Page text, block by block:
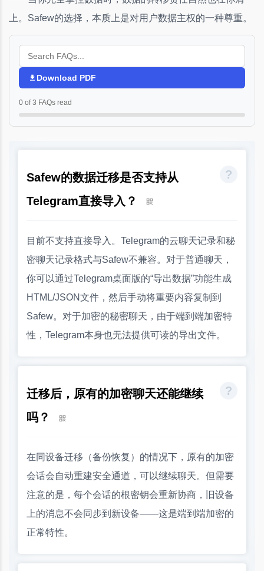
上。Safew的选择，本质上是对用户数据主权的一种尊重。
Download PDF
0 of 3 FAQs read
Safew的数据迁移是否支持从
Telegram直接导入？
目前不支持直接导入。Telegram的云聊天记录和秘
密聊天记录格式与Safew不兼容。对于普通聊天，
你可以通过Telegram桌面版的“导出数据”功能生成
HTML/JSON文件，然后手动将重要内容复制到
Safew。对于加密的秘密聊天，由于端到端加密特
性，Telegram本身也无法提供可读的导出文件。
迁移后，原有的加密聊天还能继续
吗？
在同设备迁移（备份恢复）的情况下，原有的加密
会话会自动重建安全通道，可以继续聊天。但需要
注意的是，每个会话的根密钥会重新协商，旧设备
上的消息不会同步到新设备——这是端到端加密的
正常特性。